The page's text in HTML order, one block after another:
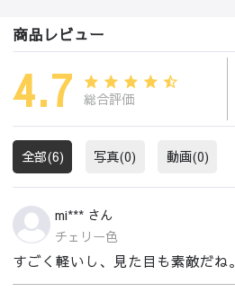
商品レビュー
4.7 総合評価
全部(6) 写真(0) 動画(0)
mi*** さん
チェリー色
すごく軽いし、見た目も素敵だね。